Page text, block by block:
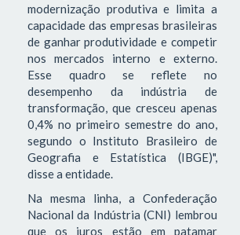
modernização produtiva e limita a
capacidade das empresas brasileiras
de ganhar produtividade e competir
nos mercados interno e externo.
Esse quadro se reflete no
desempenho da indústria de
transformação, que cresceu apenas
0,4% no primeiro semestre do ano,
segundo o Instituto Brasileiro de
Geografia e Estatística (IBGE)",
disse a entidade.
Na mesma linha, a Confederação
Nacional da Indústria (CNI) lembrou
que os juros estão em patamar